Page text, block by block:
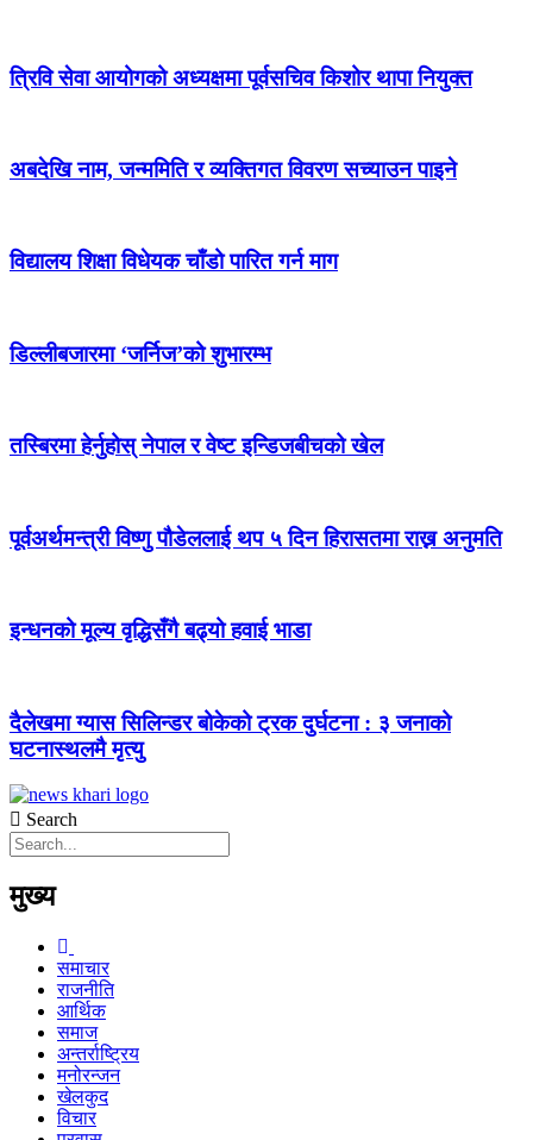
त्रिवि सेवा आयोगको अध्यक्षमा पूर्वसचिव किशोर थापा नियुक्त
अबदेखि नाम, जन्ममिति र व्यक्तिगत विवरण सच्याउन पाइने
विद्यालय शिक्षा विधेयक चाँडो पारित गर्न माग
डिल्लीबजारमा ‘जर्निज’को शुभारम्भ
तस्बिरमा हेर्नुहोस् नेपाल र वेष्ट इन्डिजबीचको खेल
पूर्वअर्थमन्त्री विष्णु पौडेललाई थप ५ दिन हिरासतमा राख्न अनुमति
इन्धनको मूल्य वृद्धिसँगै बढ्यो हवाई भाडा
दैलेखमा ग्यास सिलिन्डर बोकेको ट्रक दुर्घटना : ३ जनाको
घटनास्थलमै मृत्यु
Search
मुख्य
समाचार
राजनीति
आर्थिक
समाज
अन्तर्राष्ट्रिय
मनोरन्जन
खेलकुद
विचार